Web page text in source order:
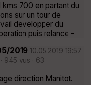
kms 700 en partant du
sur un tour de
developper du
puis relance -
2019 10.05.2019 19:57
945 vus · 63
direction Manitot.